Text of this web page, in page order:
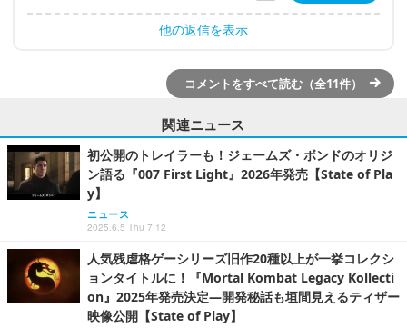
他の返信を表示
コメントをすべて読む（全11件）
関連ニュース
初公開のトレイラーも！ジェームズ・ボンドのオリジ
ン語る『007 First Light』2026年発売【State of Pla
y】
ニュース
2025.6.5 Thu 7:12
人気残虐格ゲーシリーズ旧作20種以上が一挙コレクシ
ョンタイトルに！『Mortal Kombat Legacy Kollecti
on』2025年発売決定―開発秘話も垣間見えるティザー
映像公開【State of Play】